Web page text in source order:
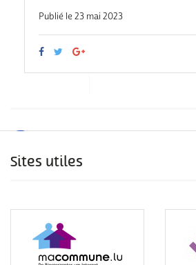
Publié le 23 mai 2023
Sites utiles